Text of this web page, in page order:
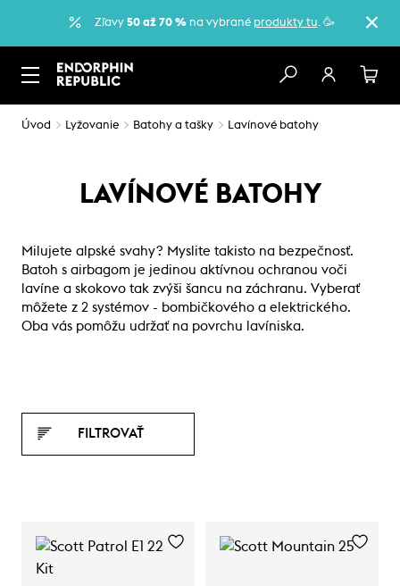
Zľavy 50 až 70 %na vybrané produkty tu. 🥳
Úvod Lyžovanie Batohy a tašky Lavínové batohy
LAVÍNOVÉ BATOHY
Milujete alpské svahy? Myslite takisto na bezpečnosť.
Batoh s airbagom je jedinou aktívnou ochranou voči
lavíne a skokovo tak zvýši šancu na záchranu. Vyberať
môžete z 2 systémov - bombičkového a elektrického.
Oba vás pomôžu udržať na povrchu lavíniska.
FILTROVAŤ